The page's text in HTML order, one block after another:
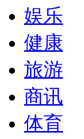
娱乐
健康
旅游
商讯
体育